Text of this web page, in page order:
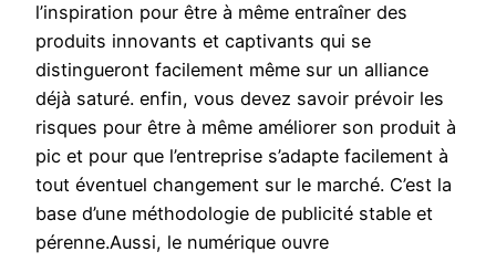
l’inspiration pour être à même entraîner des
produits innovants et captivants qui se
distingueront facilement même sur un alliance
déjà saturé. enfin, vous devez savoir prévoir les
risques pour être à même améliorer son produit à
pic et pour que l’entreprise s’adapte facilement à
tout éventuel changement sur le marché. C’est la
base d’une méthodologie de publicité stable et
pérenne.Aussi, le numérique ouvre